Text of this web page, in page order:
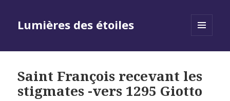
Lumières des étoiles
Saint François recevant les
stigmates -vers 1295 Giotto